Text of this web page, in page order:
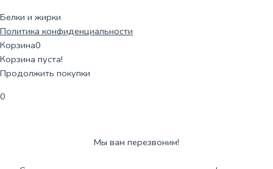
Белки и жирки
Политика конфиденциальности
Корзина0
Корзина пуста!
Продолжить покупки
0
Мы вам перезвоним!